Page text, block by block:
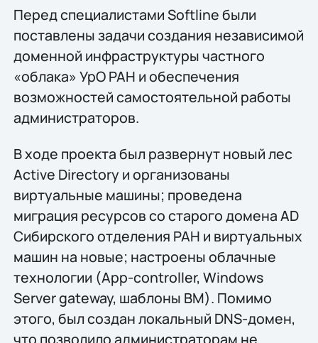
Перед специалистами Softline были
поставлены задачи создания независимой
доменной инфраструктуры частного
«облака» УрО РАН и обеспечения
возможностей самостоятельной работы
администраторов.
В ходе проекта был развернут новый лес
Active Directory и организованы
виртуальные машины; проведена
миграция ресурсов со старого домена AD
Сибирского отделения РАН и виртуальных
машин на новые; настроены облачные
технологии (App-controller, Windows
Server gateway, шаблоны ВМ). Помимо
этого, был создан локальный DNS-домен,